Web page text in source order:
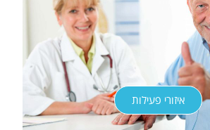
איזורי פעילות